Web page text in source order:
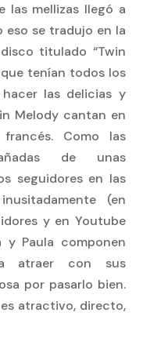
las mellizas llegó a
se tradujo en la
titulado “Twin
tenían todos los
las delicias y
Melody cantan en
Como las
de unas
seguidores en las
(en
y en Youtube
y Paula componen
atraer con sus
por pasarlo bien.
atractivo, directo,